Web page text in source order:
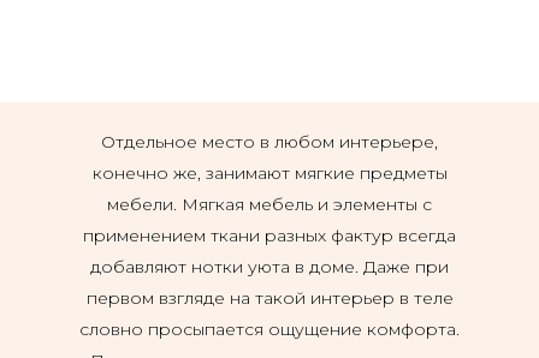
Отдельное место в любом интерьере,
конечно же, занимают мягкие предметы
мебели. Мягкая мебель и элементы с
применением ткани разных фактур всегда
добавляют нотки уюта в доме. Даже при
первом взгляде на такой интерьер в теле
словно просыпается ощущение комфорта.